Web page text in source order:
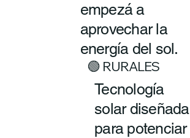
empezá a
aprovechar la
energía del sol.
🟢 RURALES
Tecnología
solar diseñada
para potenciar